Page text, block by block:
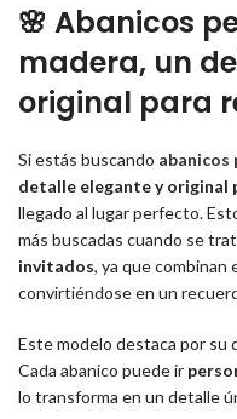
🌸 Abanicos
madera, un
original para
Si estás buscando abanicos
detalle elegante y original
llegado al lugar perfecto.
más buscadas cuando se
invitados, ya que combinan
convirtiéndose en un
Este modelo destaca por su
Cada abanico puede ir
lo transforma en un detalle